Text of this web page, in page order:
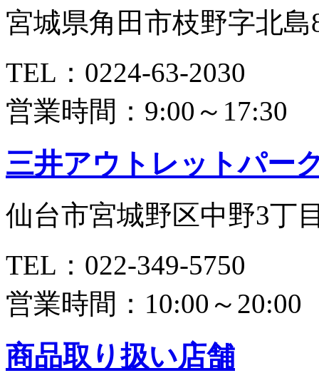
宮城県角田市枝野字北島
TEL：0224-63-2030
営業時間：9:00～17:30
三井アウトレットパー
仙台市宮城野区中野3丁
TEL：022-349-5750
営業時間：10:00～20:00
商品取り扱い店舗